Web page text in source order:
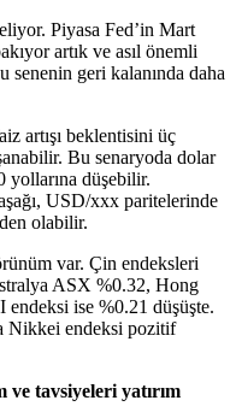
Piyasa Fed’in Mart
artık ve asıl önemli
senenin geri kalanında daha
artışı beklentisini üç
Bu senaryoda dolar
yollarına düşebilir.
USD/xxx paritelerinde
olabilir.
var. Çin endeksleri
ASX %0.32, Hong
ise %0.21 düşüşte.
Nikkei endeksi pozitif
tavsiyeleri yatırım